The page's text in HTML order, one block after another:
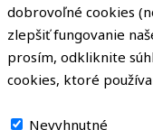
dobrovoľné cookies
zlepšiť fungovanie
prosím, odkliknite
cookies, ktoré
Nevyhnutné